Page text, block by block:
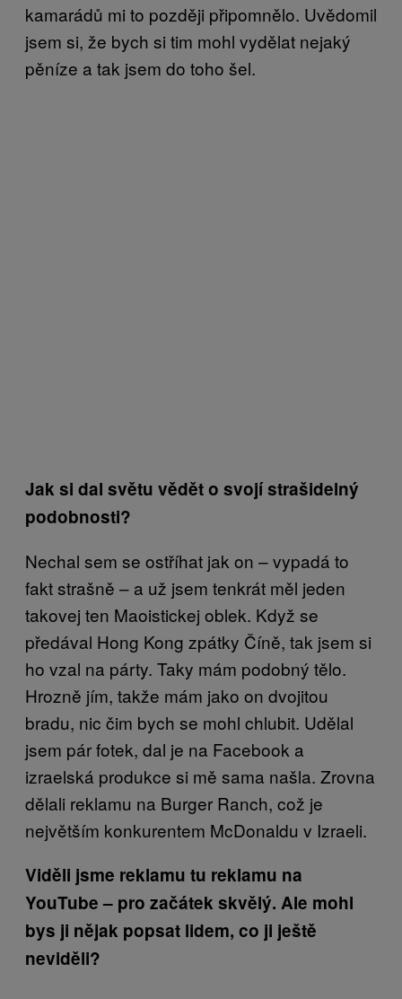
kamarádů mi to později připomnělo. Uvědomil
jsem si, že bych si tim mohl vydělat nejaký
pěníze a tak jsem do toho šel.
Jak si dal světu vědět o svojí strašidelný
podobnosti?
Nechal sem se ostříhat jak on – vypadá to
fakt strašně – a už jsem tenkrát měl jeden
takovej ten Maoistickej oblek. Když se
předával Hong Kong zpátky Číně, tak jsem si
ho vzal na párty. Taky mám podobný tělo.
Hrozně jím, takže mám jako on dvojitou
bradu, nic čim bych se mohl chlubit. Udělal
jsem pár fotek, dal je na Facebook a
izraelská produkce si mě sama našla. Zrovna
dělali reklamu na Burger Ranch, což je
největším konkurentem McDonaldu v Izraeli.
Viděli jsme reklamu tu reklamu na
YouTube – pro začátek skvělý. Ale mohl
bys ji nějak popsat lidem, co ji ještě
neviděli?